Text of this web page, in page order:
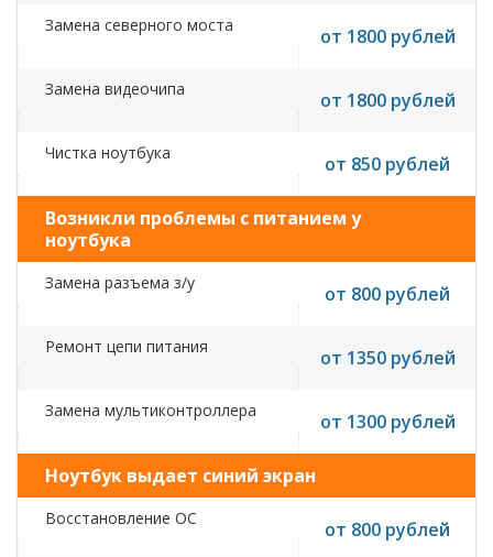
Замена северного моста от 1800 рублей
Замена видеочипа от 1800 рублей
Чистка ноутбука от 850 рублей
Возникли проблемы с питанием у
ноутбука
Замена разъема з/у от 800 рублей
Ремонт цепи питания от 1350 рублей
Замена мультиконтроллера от 1300 рублей
Ноутбук выдает синий экран
Восстановление ОС от 800 рублей